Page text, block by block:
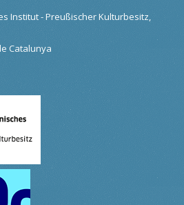
Institut - Preußischer Kulturbesitz,
Catalunya